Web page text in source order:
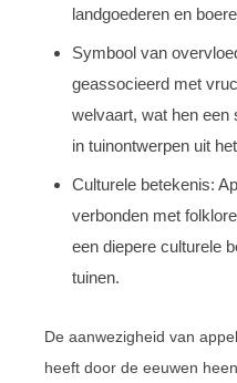
landgoederen en
Symbool van
geassocieerd met
welvaart, wat hen
in tuinontwerpen uit
Culturele betekenis:
verbonden met
een diepere culturele
tuinen.
De aanwezigheid van
heeft door de eeuwen